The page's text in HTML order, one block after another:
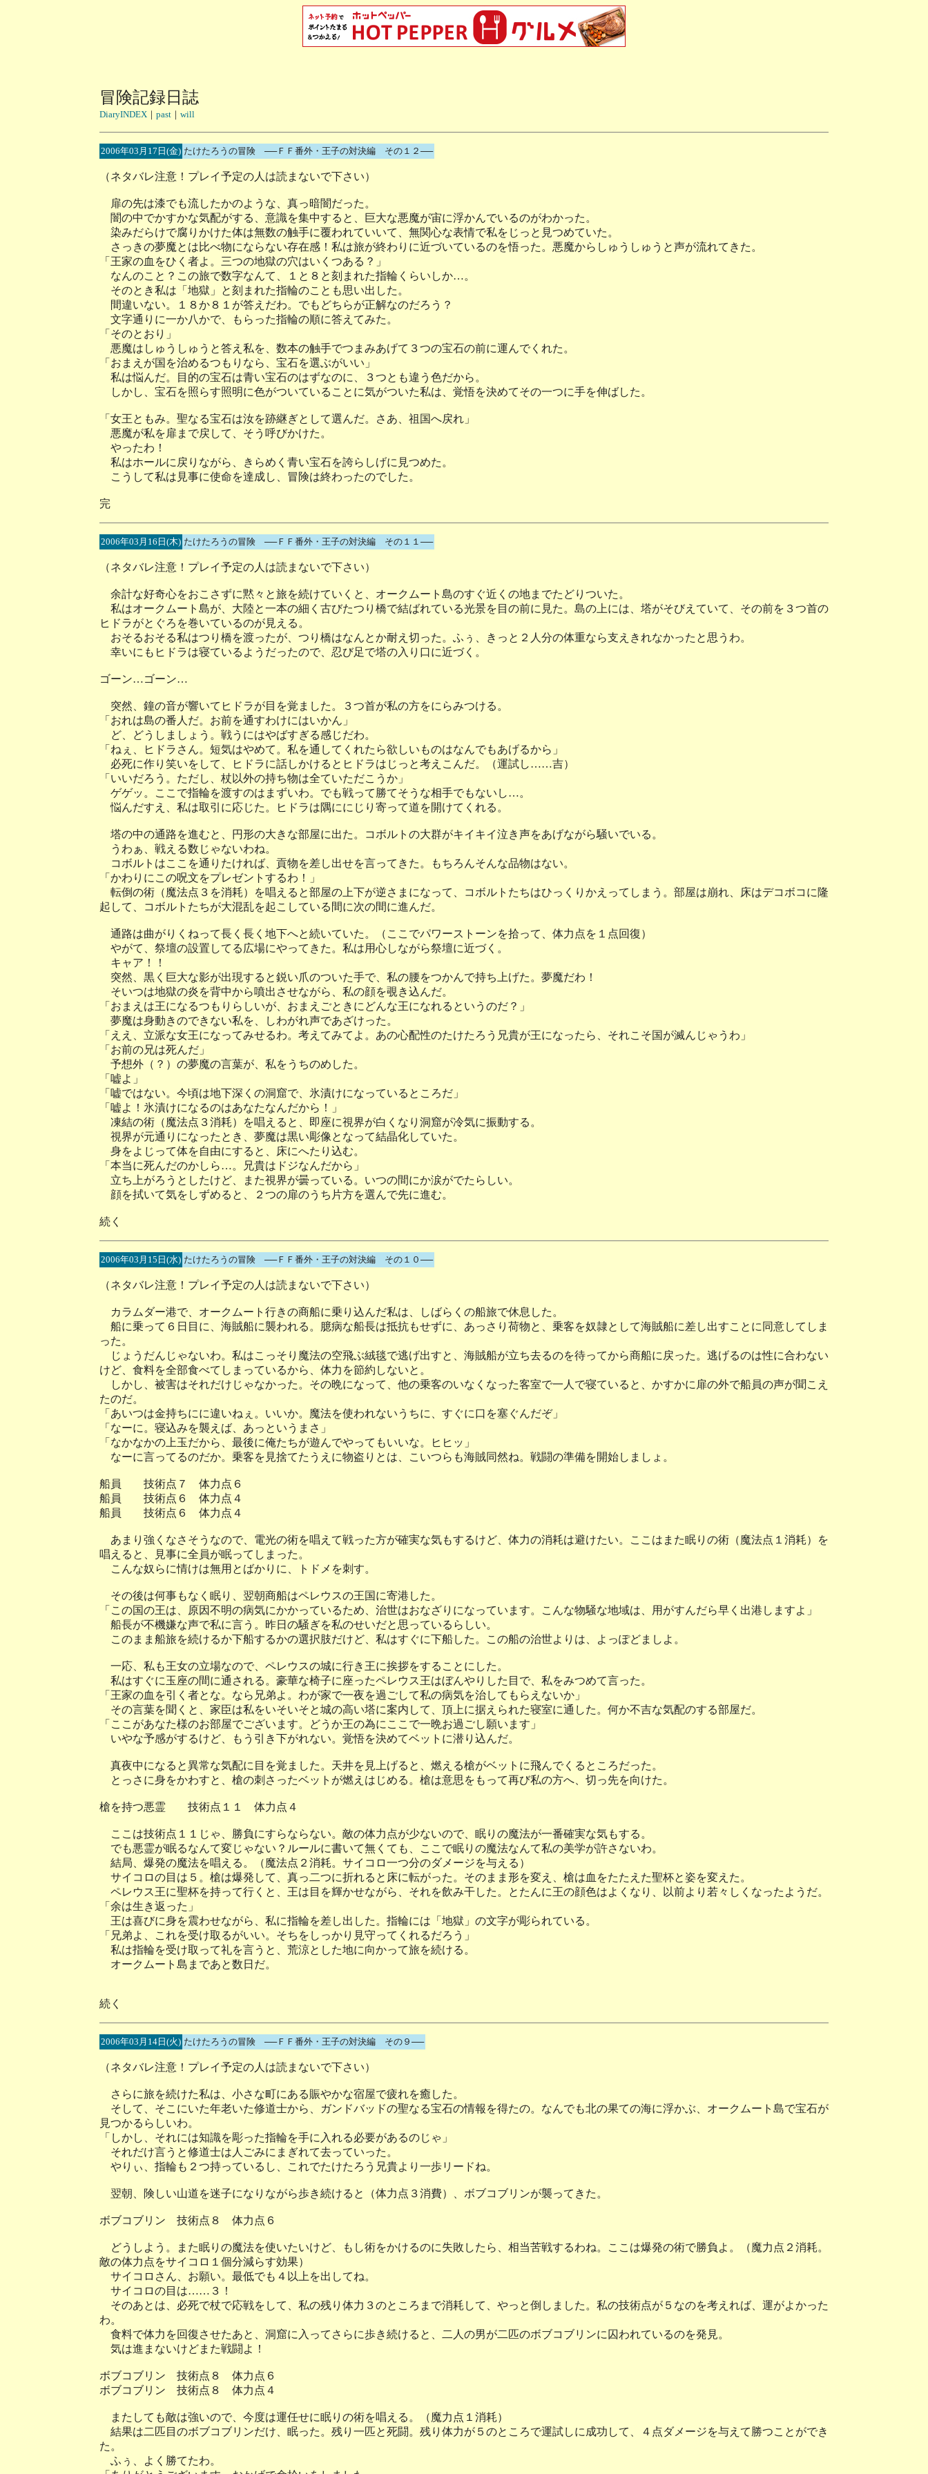
冒険記録日誌
DiaryINDEX ｜ past ｜ will
2006年03月17日(金) たけたろうの冒険 ──ＦＦ番外・王子の対決編 その１２──
（ネタバレ注意！プレイ予定の人は読まないで下さい）
扉の先は漆でも流したかのような、真っ暗闇だった。
闇の中でかすかな気配がする、意識を集中すると、巨大な悪魔が宙に浮かんでいるのがわかった。
染みだらけで腐りかけた体は無数の触手に覆われていいて、無関心な表情で私をじっと見つめていた。
さっきの夢魔とは比べ物にならない存在感！私は旅が終わりに近づいているのを悟った。悪魔からしゅうしゅうと声が流れてきた。
「王家の血をひく者よ。三つの地獄の穴はいくつある？」
なんのこと？この旅で数字なんて、１と８と刻まれた指輪くらいしか…。
そのとき私は「地獄」と刻まれた指輪のことも思い出した。
間違いない。１８か８１が答えだわ。でもどちらが正解なのだろう？
文字通りに一か八かで、もらった指輪の順に答えてみた。
「そのとおり」
悪魔はしゅうしゅうと答え私を、数本の触手でつまみあげて３つの宝石の前に運んでくれた。
「おまえが国を治めるつもりなら、宝石を選ぶがいい」
私は悩んだ。目的の宝石は青い宝石のはずなのに、３つとも違う色だから。
しかし、宝石を照らす照明に色がついていることに気がついた私は、覚悟を決めてその一つに手を伸ばした。
「女王ともみ。聖なる宝石は汝を跡継ぎとして選んだ。さあ、祖国へ戻れ」
悪魔が私を扉まで戻して、そう呼びかけた。
やったわ！
私はホールに戻りながら、きらめく青い宝石を誇らしげに見つめた。
こうして私は見事に使命を達成し、冒険は終わったのでした。
完
2006年03月16日(木) たけたろうの冒険 ──ＦＦ番外・王子の対決編 その１１──
（ネタバレ注意！プレイ予定の人は読まないで下さい）
余計な好奇心をおこさずに黙々と旅を続けていくと、オークムート島のすぐ近くの地までたどりついた。
私はオークムート島が、大陸と一本の細く古びたつり橋で結ばれている光景を目の前に見た。島の上には、塔がそびえていて、その前を３つ首の
ヒドラがとぐろを巻いているのが見える。
おそるおそる私はつり橋を渡ったが、つり橋はなんとか耐え切った。ふぅ、きっと２人分の体重なら支えきれなかったと思うわ。
幸いにもヒドラは寝ているようだったので、忍び足で塔の入り口に近づく。
ゴーン…ゴーン…
突然、鐘の音が響いてヒドラが目を覚ました。３つ首が私の方をにらみつける。
「おれは島の番人だ。お前を通すわけにはいかん」
ど、どうしましょう。戦うにはやばすぎる感じだわ。
「ねぇ、ヒドラさん。短気はやめて。私を通してくれたら欲しいものはなんでもあげるから」
必死に作り笑いをして、ヒドラに話しかけるとヒドラはじっと考えこんだ。（運試し……吉）
「いいだろう。ただし、杖以外の持ち物は全ていただこうか」
ゲゲッ。ここで指輪を渡すのはまずいわ。でも戦って勝てそうな相手でもないし…。
悩んだすえ、私は取引に応じた。ヒドラは隅ににじり寄って道を開けてくれる。
塔の中の通路を進むと、円形の大きな部屋に出た。コボルトの大群がキイキイ泣き声をあげながら騒いでいる。
うわぁ、戦える数じゃないわね。
コボルトはここを通りたければ、貢物を差し出せを言ってきた。もちろんそんな品物はない。
「かわりにこの呪文をプレゼントするわ！」
転倒の術（魔法点３を消耗）を唱えると部屋の上下が逆さまになって、コボルトたちはひっくりかえってしまう。部屋は崩れ、床はデコボコに隆
起して、コボルトたちが大混乱を起こしている間に次の間に進んだ。
通路は曲がりくねって長く長く地下へと続いていた。（ここでパワーストーンを拾って、体力点を１点回復）
やがて、祭壇の設置してる広場にやってきた。私は用心しながら祭壇に近づく。
キャア！！
突然、黒く巨大な影が出現すると鋭い爪のついた手で、私の腰をつかんで持ち上げた。夢魔だわ！
そいつは地獄の炎を背中から噴出させながら、私の顔を覗き込んだ。
「おまえは王になるつもりらしいが、おまえごときにどんな王になれるというのだ？」
夢魔は身動きのできない私を、しわがれ声であざけった。
「ええ、立派な女王になってみせるわ。考えてみてよ。あの心配性のたけたろう兄貴が王になったら、それこそ国が滅んじゃうわ」
「お前の兄は死んだ」
予想外（？）の夢魔の言葉が、私をうちのめした。
「嘘よ」
「嘘ではない。今頃は地下深くの洞窟で、氷漬けになっているところだ」
「嘘よ！氷漬けになるのはあなたなんだから！」
凍結の術（魔法点３消耗）を唱えると、即座に視界が白くなり洞窟が冷気に振動する。
視界が元通りになったとき、夢魔は黒い彫像となって結晶化していた。
身をよじって体を自由にすると、床にへたり込む。
「本当に死んだのかしら…。兄貴はドジなんだから」
立ち上がろうとしたけど、また視界が曇っている。いつの間にか涙がでたらしい。
顔を拭いて気をしずめると、２つの扉のうち片方を選んで先に進む。
続く
2006年03月15日(水) たけたろうの冒険 ──ＦＦ番外・王子の対決編 その１０──
（ネタバレ注意！プレイ予定の人は読まないで下さい）
カラムダー港で、オークムート行きの商船に乗り込んだ私は、しばらくの船旅で休息した。
船に乗って６日目に、海賊船に襲われる。臆病な船長は抵抗もせずに、あっさり荷物と、乗客を奴隷として海賊船に差し出すことに同意してしま
った。
じょうだんじゃないわ。私はこっそり魔法の空飛ぶ絨毯で逃げ出すと、海賊船が立ち去るのを待ってから商船に戻った。逃げるのは性に合わない
けど、食料を全部食べてしまっているから、体力を節約しないと。
しかし、被害はそれだけじゃなかった。その晩になって、他の乗客のいなくなった客室で一人で寝ていると、かすかに扉の外で船員の声が聞こえ
たのだ。
「あいつは金持ちにに違いねぇ。いいか。魔法を使われないうちに、すぐに口を塞ぐんだぞ」
「なーに。寝込みを襲えば、あっというまさ」
「なかなかの上玉だから、最後に俺たちが遊んでやってもいいな。ヒヒッ」
なーに言ってるのだか。乗客を見捨てたうえに物盗りとは、こいつらも海賊同然ね。戦闘の準備を開始しましょ。
船員 技術点７ 体力点６
船員 技術点６ 体力点４
船員 技術点６ 体力点４
あまり強くなさそうなので、電光の術を唱えて戦った方が確実な気もするけど、体力の消耗は避けたい。ここはまた眠りの術（魔法点１消耗）を
唱えると、見事に全員が眠ってしまった。
こんな奴らに情けは無用とばかりに、トドメを刺す。
その後は何事もなく眠り、翌朝商船はペレウスの王国に寄港した。
「この国の王は、原因不明の病気にかかっているため、治世はおなざりになっています。こんな物騒な地域は、用がすんだら早く出港しますよ」
船長が不機嫌な声で私に言う。昨日の騒ぎを私のせいだと思っているらしい。
このまま船旅を続けるか下船するかの選択肢だけど、私はすぐに下船した。この船の治世よりは、よっぽどましよ。
一応、私も王女の立場なので、ペレウスの城に行き王に挨拶をすることにした。
私はすぐに玉座の間に通される。豪華な椅子に座ったペレウス王はぼんやりした目で、私をみつめて言った。
「王家の血を引く者とな。なら兄弟よ。わが家で一夜を過ごして私の病気を治してもらえないか」
その言葉を聞くと、家臣は私をいそいそと城の高い塔に案内して、頂上に据えられた寝室に通した。何か不吉な気配のする部屋だ。
「ここがあなた様のお部屋でございます。どうか王の為にここで一晩お過ごし願います」
いやな予感がするけど、もう引き下がれない。覚悟を決めてベットに潜り込んだ。
真夜中になると異常な気配に目を覚ました。天井を見上げると、燃える槍がベットに飛んでくるところだった。
とっさに身をかわすと、槍の刺さったベットが燃えはじめる。槍は意思をもって再び私の方へ、切っ先を向けた。
槍を持つ悪霊 技術点１１ 体力点４
ここは技術点１１じゃ、勝負にすらならない。敵の体力点が少ないので、眠りの魔法が一番確実な気もする。
でも悪霊が眠るなんて変じゃない？ルールに書いて無くても、ここで眠りの魔法なんて私の美学が許さないわ。
結局、爆発の魔法を唱える。（魔法点２消耗。サイコロ一つ分のダメージを与える）
サイコロの目は５。槍は爆発して、真っ二つに折れると床に転がった。そのまま形を変え、槍は血をたたえた聖杯と姿を変えた。
ペレウス王に聖杯を持って行くと、王は目を輝かせながら、それを飲み干した。とたんに王の顔色はよくなり、以前より若々しくなったようだ。
「余は生き返った」
王は喜びに身を震わせながら、私に指輪を差し出した。指輪には「地獄」の文字が彫られている。
「兄弟よ、これを受け取るがいい。そちをしっかり見守ってくれるだろう」
私は指輪を受け取って礼を言うと、荒涼とした地に向かって旅を続ける。
オークムート島まであと数日だ。
続く
2006年03月14日(火) たけたろうの冒険 ──ＦＦ番外・王子の対決編 その９──
（ネタバレ注意！プレイ予定の人は読まないで下さい）
さらに旅を続けた私は、小さな町にある賑やかな宿屋で疲れを癒した。
そして、そこにいた年老いた修道士から、ガンドバッドの聖なる宝石の情報を得たの。なんでも北の果ての海に浮かぶ、オークムート島で宝石が
見つかるらしいわ。
「しかし、それには知識を彫った指輪を手に入れる必要があるのじゃ」
それだけ言うと修道士は人ごみにまぎれて去っていった。
やりぃ、指輪も２つ持っているし、これでたけたろう兄貴より一歩リードね。
翌朝、険しい山道を迷子になりながら歩き続けると（体力点３消費）、ボブコブリンが襲ってきた。
ボブコブリン 技術点８ 体力点６
どうしよう。また眠りの魔法を使いたいけど、もし術をかけるのに失敗したら、相当苦戦するわね。ここは爆発の術で勝負よ。（魔力点２消耗。
敵の体力点をサイコロ１個分減らす効果）
サイコロさん、お願い。最低でも４以上を出してね。
サイコロの目は……３！
そのあとは、必死で杖で応戦をして、私の残り体力３のところまで消耗して、やっと倒しました。私の技術点が５なのを考えれば、運がよかった
わ。
食料で体力を回復させたあと、洞窟に入ってさらに歩き続けると、二人の男が二匹のボブコブリンに囚われているのを発見。
気は進まないけどまた戦闘よ！
ボブコブリン 技術点８ 体力点６
ボブコブリン 技術点８ 体力点４
またしても敵は強いので、今度は運任せに眠りの術を唱える。（魔力点１消耗）
結果は二匹目のボブコブリンだけ、眠った。残り一匹と死闘。残り体力が５のところで運試しに成功して、４点ダメージを与えて勝つことができ
た。
ふぅ、よく勝てたわ。